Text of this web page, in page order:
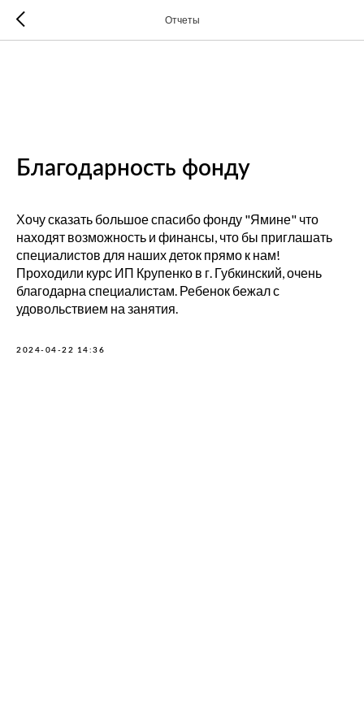
Отчеты
Благодарность фонду
Хочу сказать большое спасибо фонду "Ямине" что
находят возможность и финансы, что бы приглашать
специалистов для наших деток прямо к нам!
Проходили курс ИП Крупенко в г. Губкинский, очень
благодарна специалистам. Ребенок бежал с
удовольствием на занятия.
2024-04-22 14:36